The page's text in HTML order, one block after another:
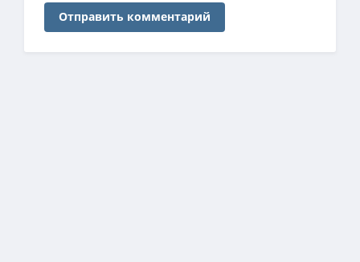
Отправить комментарий